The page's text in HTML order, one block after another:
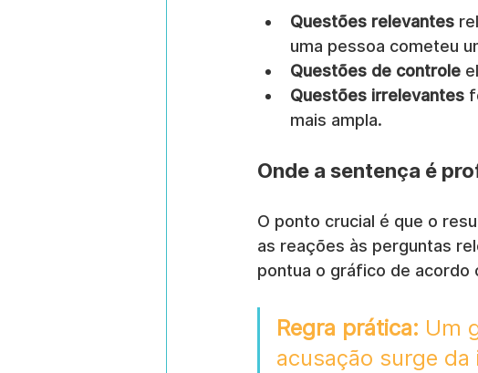
Questões relevantes
uma pessoa cometeu
Questões de controle
Questões irrelevantes
mais ampla.
Onde a sentença é
O ponto crucial é que o
as reações às perguntas
pontua o gráfico de
Regra prática: Um
acusação surge